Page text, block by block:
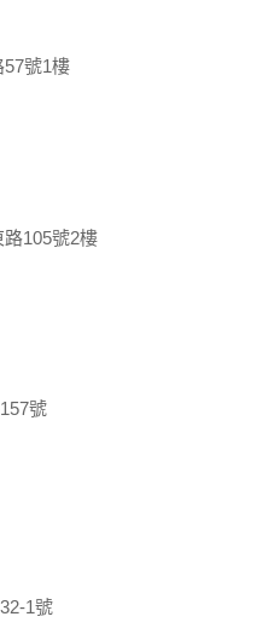
集您個人的資料。對於您主動
用本網站隱私權保護政策，本
該資料或電子郵件上註明是由
說明。
您的個人識別資料。
或產品、服務的特定使用指
們無法為您查詢其他使用者的
題需查閱他人資料時，請務必
！
業伙伴網站的帳號、密碼或個
的服務後，務必記得登出帳戶
號1樓
105號2樓
號
1號